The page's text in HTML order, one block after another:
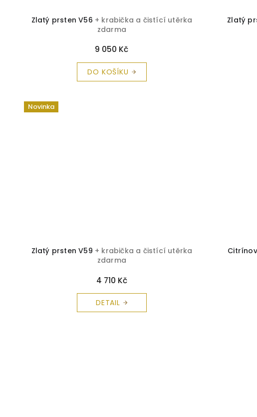
Zlatý prsten V56 + krabička a čistící utěrka
zdarma
9 050 Kč
DO KOŠÍKU
Zlatý
Novinka
Zlatý prsten V59 + krabička a čistící utěrka
zdarma
4 710 Kč
DETAIL